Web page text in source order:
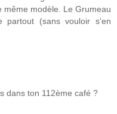
même modèle. Le Grumeau
partout (sans vouloir s'en
dans ton 112ème café ?